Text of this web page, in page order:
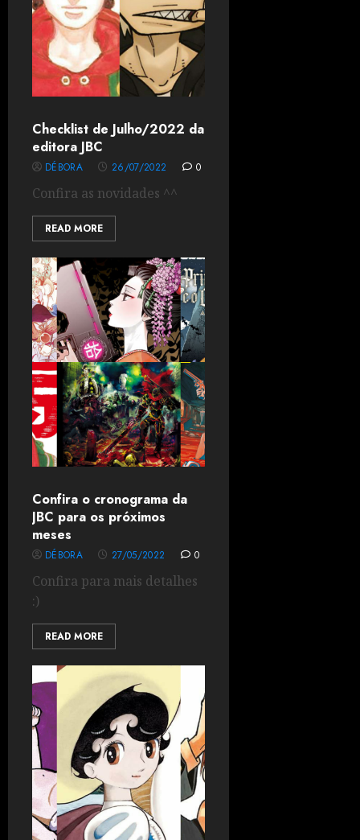
Checklist de Julho/2022 da
editora JBC
DÉBORA 26/07/2022 0
Confira as novidades ^^
READ MORE
Confira o cronograma da
JBC para os próximos
meses
DÉBORA 27/05/2022 0
Confira para mais detalhes
:)
READ MORE